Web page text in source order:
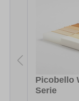
Picobello
Serie